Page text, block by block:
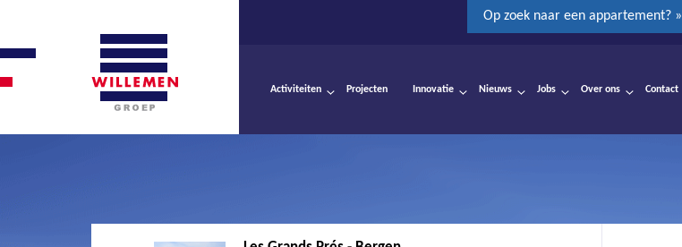
Op zoek naar een appartement? »
Activiteiten Projecten Innovatie Nieuws Jobs Over ons Contact